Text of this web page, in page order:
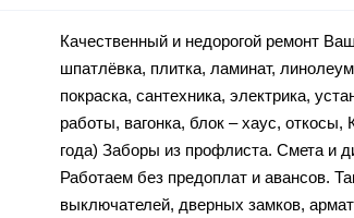
Качественный и недорогой ремонт
шпатлёвка, плитка, ламинат,
покраска, сантехника, электрика,
работы, вагонка, блок – хаус, откосы,
года) Заборы из профлиста. Смета и
Работаем без предоплат и авансов.
выключателей, дверных замков,